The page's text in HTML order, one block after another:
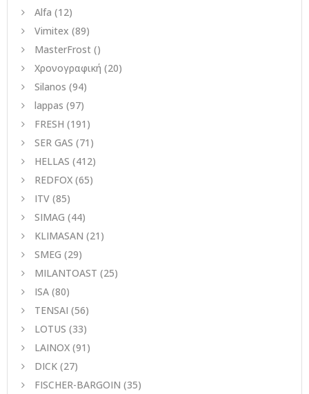
Alfa (12)
Vimitex (89)
MasterFrost ()
Χρονογραφική (20)
Silanos (94)
lappas (97)
FRESH (191)
SER GAS (71)
HELLAS (412)
REDFOX (65)
ITV (85)
SIMAG (44)
KLIMASAN (21)
SMEG (29)
MILANTOAST (25)
ISA (80)
TENSAI (56)
LOTUS (33)
LAINOX (91)
DICK (27)
FISCHER-BARGOIN (35)